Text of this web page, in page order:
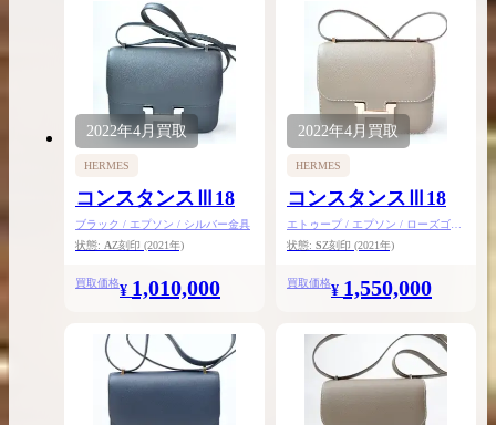
2022年4月買取
HERMES
コンスタンスⅢ18
ブラック / エプソン / シルバー金具
状態: AZ刻印 (2021年)
買取価格¥ 1,010,000
2022年4月買取
HERMES
コンスタンスⅢ18
エトゥープ / エプソン / ローズゴー
ルド金具
状態: SZ刻印 (2021年)
買取価格¥ 1,550,000